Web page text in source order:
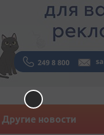
Другие новости